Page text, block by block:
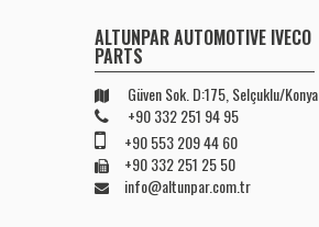
ALTUNPAR AUTOMOTIVE IVECO
PARTS
Güven Sok. D:175, Selçuklu/Konya
+90 332 251 94 95
+90 553 209 44 60
+90 332 251 25 50
info@altunpar.com.tr